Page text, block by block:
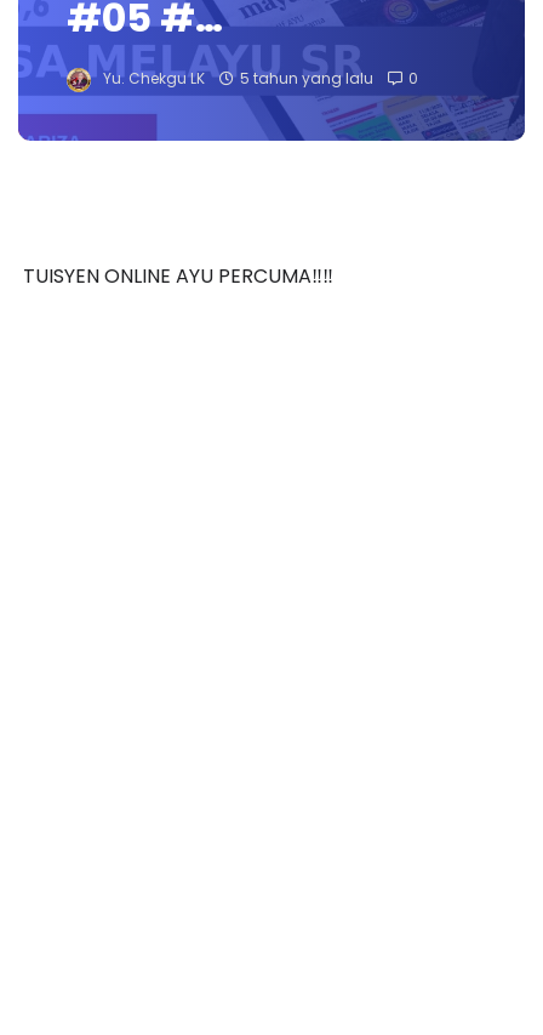
#05 #…
Yu. Chekgu LK 5 tahun yang lalu 0
TUISYEN ONLINE AYU PERCUMA‼️‼️